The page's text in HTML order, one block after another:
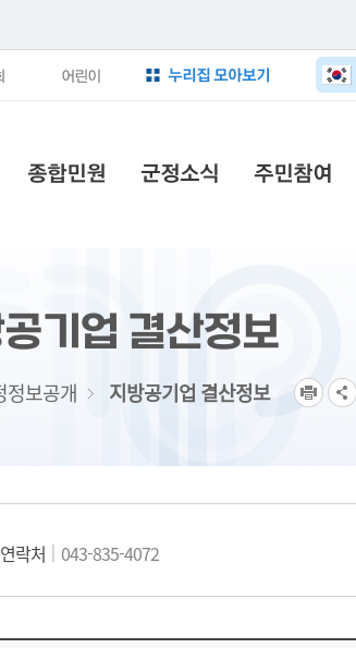
어린이 누리집 모아보기
종합민원 군정소식 주민참여
기업 결산정보
정보공개 지방공기업 결산정보
연락처 043-835-4072